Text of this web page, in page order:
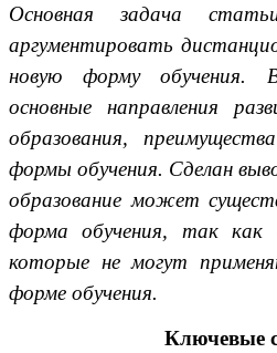
Основная задача
аргументировать
новую форму обучения.
основные направления
образования,
формы обучения. Сделан
образование может
форма обучения, так как
которые не могут
форме обучения.
Ключевые